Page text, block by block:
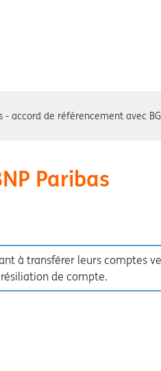
- accord de référencement avec
Paribas
à transférer leurs comptes
de compte.